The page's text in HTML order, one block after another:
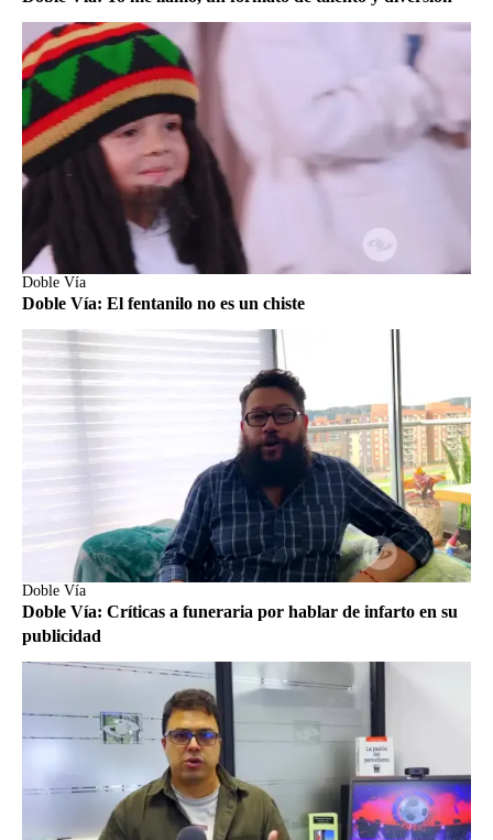
Doble Vía
Doble Vía: El fentanilo no es un chiste
Doble Vía
Doble Vía: Críticas a funeraria por hablar de infarto en su
publicidad